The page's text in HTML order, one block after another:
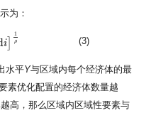
为：
i
1
ρ (3)
水平Y与区域内每个经济体的最
素优化配置的经济体数量越
高，那么区域内区域性要素与